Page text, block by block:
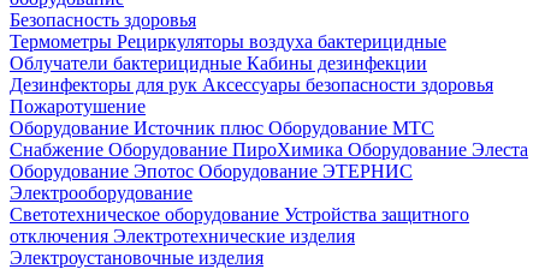
Безопасность здоровья
Термометры Рециркуляторы воздуха бактерицидные
Облучатели бактерицидные Кабины дезинфекции
Дезинфекторы для рук Аксессуары безопасности здоровья
Пожаротушение
Оборудование Источник плюс Оборудование МТС
Снабжение Оборудование ПироХимика Оборудование Элеста
Оборудование Эпотос Оборудование ЭТЕРНИС
Электрооборудование
Светотехническое оборудование Устройства защитного
отключения Электротехнические изделия
Электроустановочные изделия